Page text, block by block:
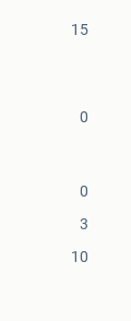
15
0
0
3
10